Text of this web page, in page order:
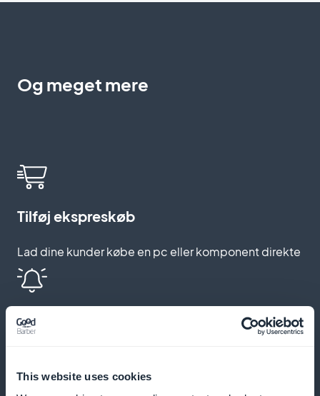
This website uses cookies
Og meget mere
Tilføj ekspreskøb
Lad dine kunder købe en pc eller komponent direkte
Send push-meddelelser
gaming-pc er tilgængelig